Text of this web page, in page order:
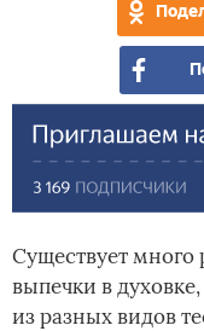
Существует много
выпечки в
из разных видов